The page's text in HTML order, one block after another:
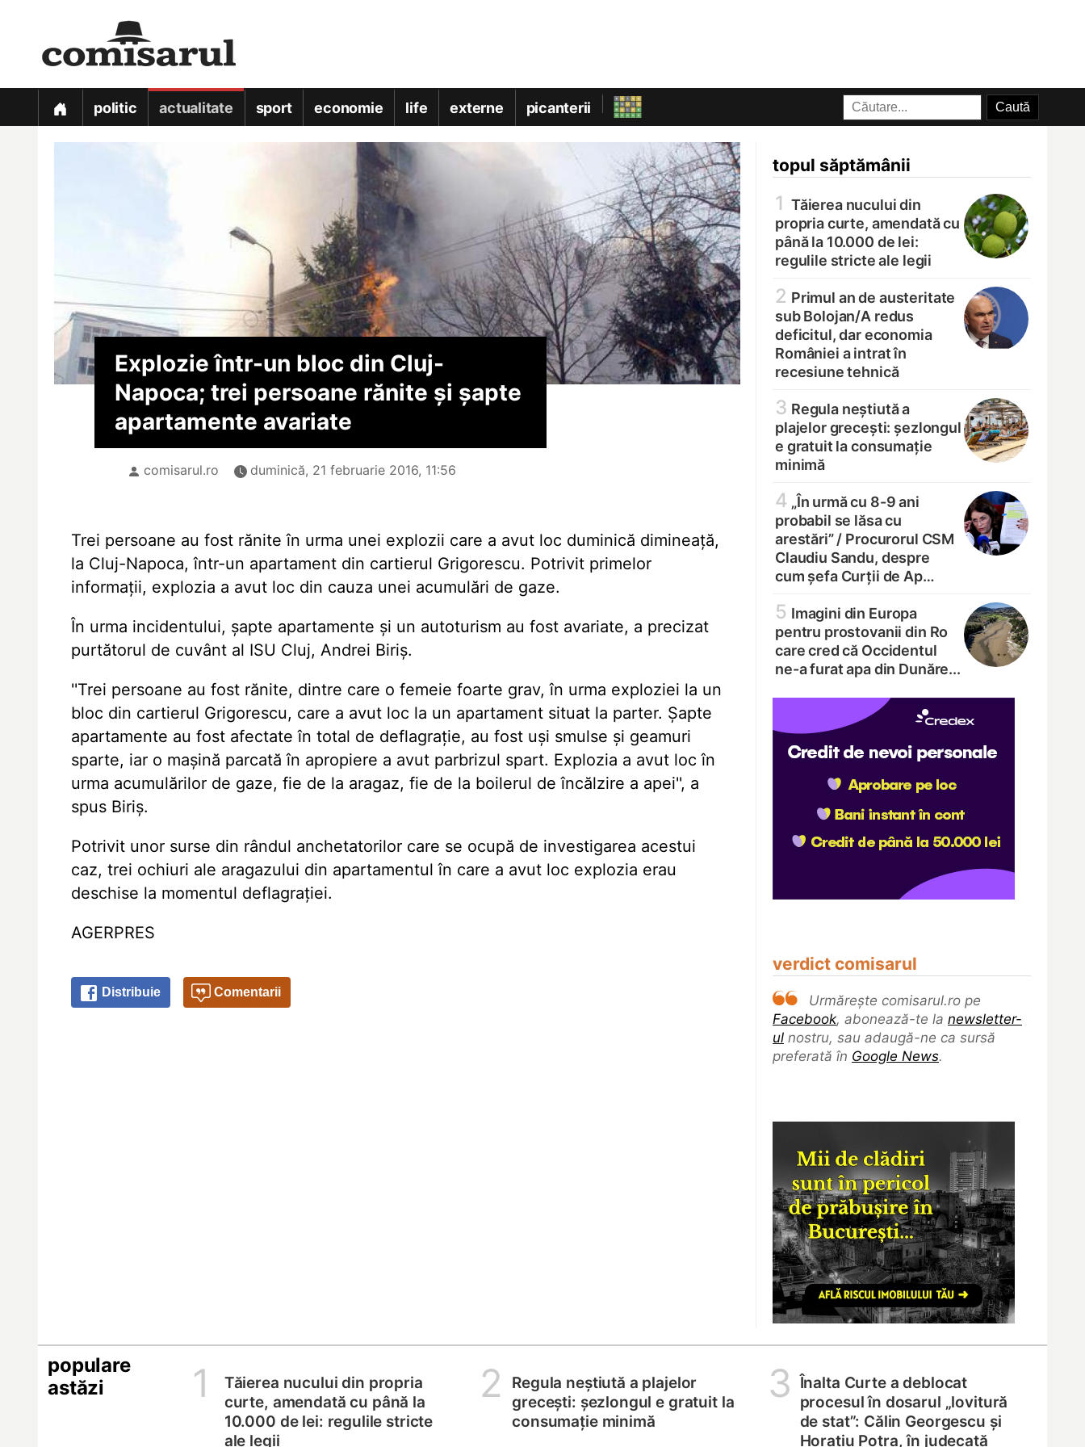
politic actualitate sport economie life externe picanterii
topul săptămânii
1 Tăierea nucului din
propria curte, amendată cu
până la 10.000 de lei:
regulile stricte ale legii
2 Primul an de austeritate
sub Bolojan/A redus
deficitul, dar economia
României a intrat în
recesiune tehnică
3 Regula neștiută a
plajelor grecești: șezlongul
e gratuit la consumație
minimă
4 „În urmă cu 8-9 ani
probabil se lăsa cu
arestări” / Procurorul CSM
Claudiu Sandu, despre
cum șefa Curții de Ap…
5 Imagini din Europa
pentru prostovanii din Ro
care cred că Occidentul
ne-a furat apa din Dunăre...
verdict comisarul
Urmărește comisarul.ro pe
Facebook, abonează-te la newsletter-
ul nostru, sau adaugă-ne ca sursă
preferată în Google News.
Explozie într-un bloc din Cluj-
Napoca; trei persoane rănite și șapte
apartamente avariate
comisarul.ro duminică, 21 februarie 2016, 11:56
Trei persoane au fost rănite în urma unei explozii care a avut loc duminică dimineață,
la Cluj-Napoca, într-un apartament din cartierul Grigorescu. Potrivit primelor
informații, explozia a avut loc din cauza unei acumulări de gaze.
În urma incidentului, șapte apartamente și un autoturism au fost avariate, a precizat
purtătorul de cuvânt al ISU Cluj, Andrei Biriș.
''Trei persoane au fost rănite, dintre care o femeie foarte grav, în urma exploziei la un
bloc din cartierul Grigorescu, care a avut loc la un apartament situat la parter. Șapte
apartamente au fost afectate în total de deflagrație, au fost uși smulse și geamuri
sparte, iar o mașină parcată în apropiere a avut parbrizul spart. Explozia a avut loc în
urma acumulărilor de gaze, fie de la aragaz, fie de la boilerul de încălzire a apei'', a
spus Biriș.
Potrivit unor surse din rândul anchetatorilor care se ocupă de investigarea acestui
caz, trei ochiuri ale aragazului din apartamentul în care a avut loc explozia erau
deschise la momentul deflagrației.
AGERPRES
Distribuie Comentarii
populare
astăzi
1
Tăierea nucului din propria
curte, amendată cu până la
10.000 de lei: regulile stricte
ale legii
2
Regula neștiută a plajelor
grecești: șezlongul e gratuit la
consumație minimă
3
Înalta Curte a deblocat
procesul în dosarul „lovitură
de stat”: Călin Georgescu și
Horațiu Potra, în judecată